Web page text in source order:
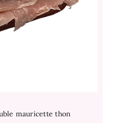
mauricette thon